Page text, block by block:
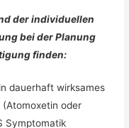
der individuellen
bei der Planung
finden:
dauerhaft wirksames
(Atomoxetin oder
Symptomatik